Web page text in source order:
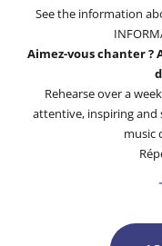
See the information
Aimez-vous chanter ?
Rehearse over a
attentive, inspiring
music